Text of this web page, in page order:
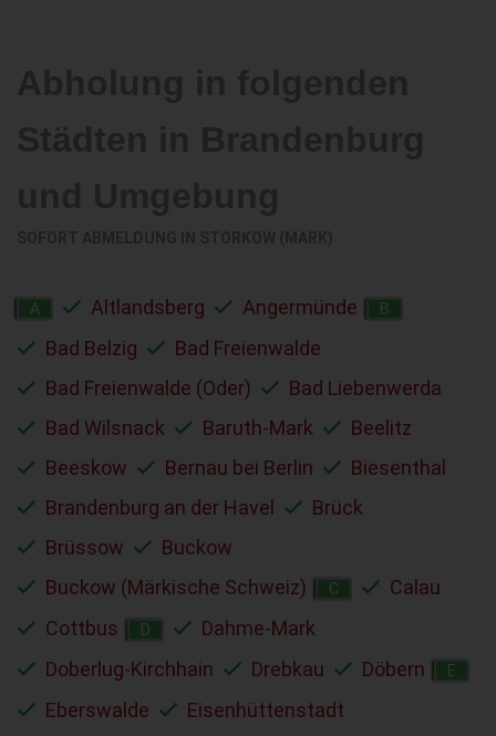
A Altlandsberg Angermünde B
Bad Belzig
Bad Freienwalde
Bad Freienwalde (Oder)
Bad Liebenwerda
Bad Wilsnack
Baruth-Mark
Beelitz
Beeskow
Bernau bei Berlin
Biesenthal
Brandenburg an der Havel
Brück
Brüssow
Buckow
Buckow (Märkische Schweiz)
C
Calau
Cottbus
D
Dahme-Mark
Doberlug-Kirchhain
Drebkau Döbern E
Eberswalde
Eisenhüttenstadt